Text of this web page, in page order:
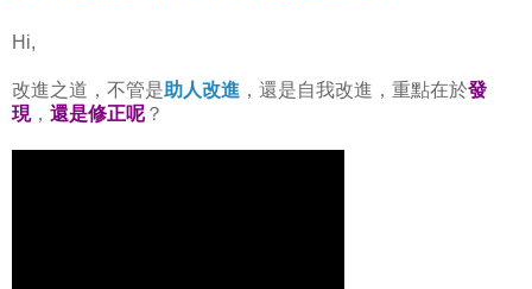
Hi,
改進之道，不管是助人改進 ，還是自我改進，重點在於發
現， 還是修正呢？